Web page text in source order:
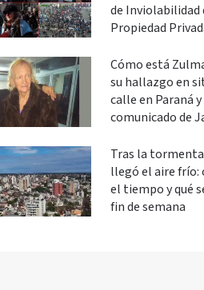
de Inviolabilidad
Propiedad
Cómo está
su hallazgo en
calle en Paraná
comunicado de
Tras la
llegó el aire frío:
el tiempo y qué
fin de semana